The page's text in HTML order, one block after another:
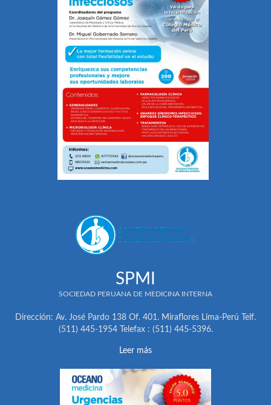
SPMI
SOCIEDAD PERUANA DE MEDICINA INTERNA
Dirección: Av. José Pardo 138 Of. 401. Miraflores Lima-Perú Telf.
(511) 445-1954 Telefax : (511) 445-5396.
Leer más